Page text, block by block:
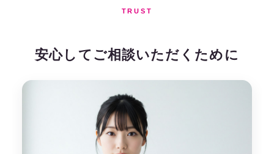
TRUST
安心してご相談いただくために